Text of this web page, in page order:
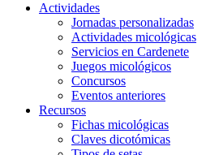
Actividades
Jornadas personalizadas
Actividades micológicas
Servicios en Cardenete
Juegos micológicos
Concursos
Eventos anteriores
Recursos
Fichas micológicas
Claves dicotómicas